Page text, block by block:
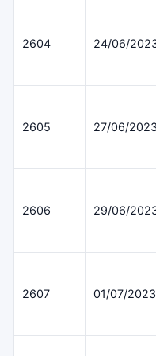
2604 24/06/
2605 27/06/2023
2606 29/06/
2607 01/07/2023